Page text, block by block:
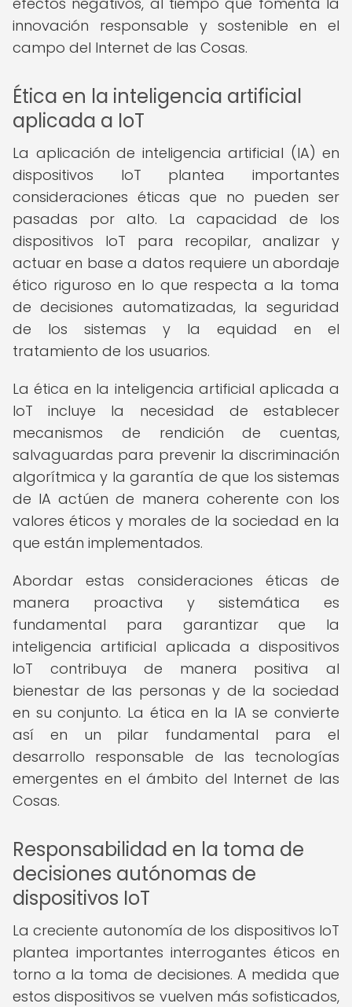
innovación responsable y sostenible en el
campo del Internet de las Cosas.
Ética en la inteligencia artificial
aplicada a IoT
La aplicación de inteligencia artificial (IA) en
dispositivos IoT plantea importantes
consideraciones éticas que no pueden ser
pasadas por alto. La capacidad de los
dispositivos IoT para recopilar, analizar y
actuar en base a datos requiere un abordaje
ético riguroso en lo que respecta a la toma
de decisiones automatizadas, la seguridad
de los sistemas y la equidad en el
tratamiento de los usuarios.
La ética en la inteligencia artificial aplicada a
IoT incluye la necesidad de establecer
mecanismos de rendición de cuentas,
salvaguardas para prevenir la discriminación
algorítmica y la garantía de que los sistemas
de IA actúen de manera coherente con los
valores éticos y morales de la sociedad en la
que están implementados.
Abordar estas consideraciones éticas de
manera proactiva y sistemática es
fundamental para garantizar que la
inteligencia artificial aplicada a dispositivos
IoT contribuya de manera positiva al
bienestar de las personas y de la sociedad
en su conjunto. La ética en la IA se convierte
así en un pilar fundamental para el
desarrollo responsable de las tecnologías
emergentes en el ámbito del Internet de las
Cosas.
Responsabilidad en la toma de
decisiones autónomas de
dispositivos IoT
La creciente autonomía de los dispositivos IoT
plantea importantes interrogantes éticos en
torno a la toma de decisiones. A medida que
estos dispositivos se vuelven más sofisticados,